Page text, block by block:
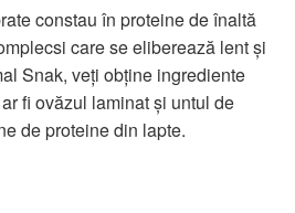
constau în proteine de înaltă
care se eliberează lent și
Snak, veți obține ingrediente
fi ovăzul laminat și untul de
de proteine din lapte.